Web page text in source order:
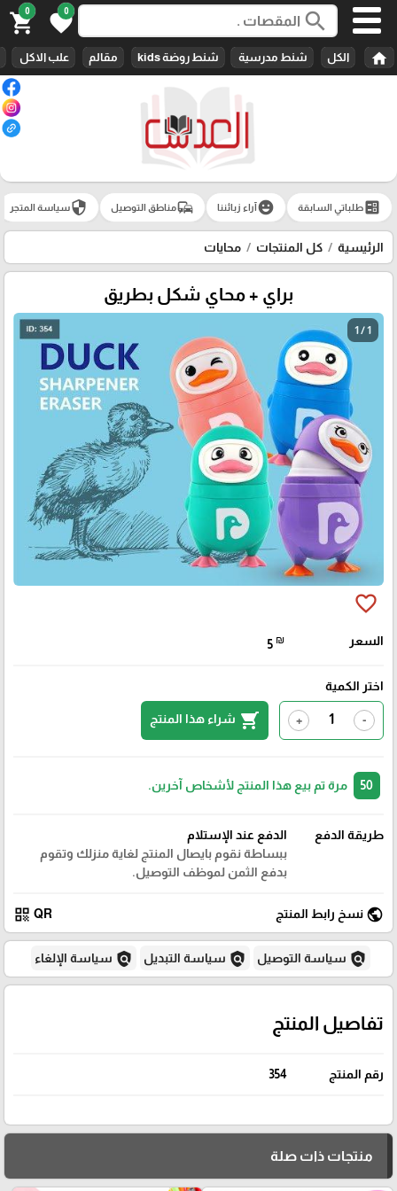
search
0
favorite
0
shopping_cart
home الكل شنط مدرسية شنط روضة kids مقالم علب الاكل
ballotطلباتي السابقة emoji_emotionsآراء زبائننا commuteمناطق التوصيل securityسياسة المتجر
الرئيسية كل المنتجات محايات
براي + محاي شكل بطريق
1 / 1
favorite_border
السعر 5 ₪
اختر الكمية
-
+
shopping_cart شراء هذا المنتج
مرة تم بيع هذا المنتج لأشخاص آخرين.
طريقة الدفع
الدفع عند الإستلام
ببساطة نقوم بايصال المنتج لغاية منزلك وتقوم
بدفع الثمن لموظف التوصيل.
public نسخ رابط المنتج QR
qr_code
policy سياسة التوصيل policy سياسة التبديل policy سياسة الإلغاء
تفاصيل المنتج
رقم المنتج 354
منتجات ذات صلة